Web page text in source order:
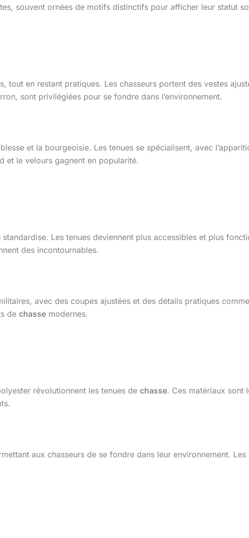
souvent ornées de motifs distinctifs pour afficher leur statut
tout en restant pratiques. Les chasseurs portent des vestes
sont privilégiées pour se fondre dans l’environnement.
et la bourgeoisie. Les tenues se spécialisent, avec
et le velours gagnent en popularité.
standardise. Les tenues deviennent plus accessibles et plus
des incontournables.
avec des coupes ajustées et des détails pratiques
de chasse modernes.
révolutionnent les tenues de chasse. Ces matériaux sont
aux chasseurs de se fondre dans leur environnement.